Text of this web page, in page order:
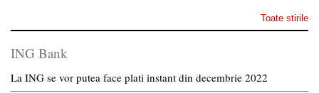
Toate stirile
ING Bank
La ING se vor putea face plati instant din decembrie 2022